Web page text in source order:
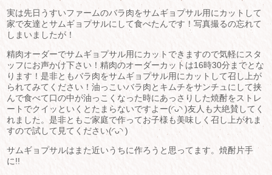
実は先日うすいファームのバラ肉をサムギョプサル用にカットして
家で友達とサムギョプサルにして食べたんです！写真撮るの忘れて
しまいましたが！
精肉オーダーでサムギョプサル用にカットできますので気軽にスタ
ッフにお声かけ下さい！精肉のオーダーカットは16時30分までとな
ります！是非ともバラ肉をサムギョプサル用にカットして召し上が
られてみてください！油っこいバラ肉とキムチをサンチュにして挟
んで食べて口の中が油っこくなった時にあっさりした焼酎をストレ
ートでクイッといくとたまらないですよー(◜ᴗ◝ )友人も大絶賛してく
れました。是非ともご家庭で作ってお子様も美味しく召し上がれま
すので試して見てください(◜ᴗ◝ )
サムギョプサルはまた近いうちに作ろうと思ってます。焼酎片手
に!!